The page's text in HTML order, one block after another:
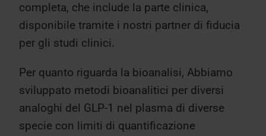
completa, che include la parte clinica,
disponibile tramite i nostri partner di fiducia
per gli studi clinici.
Per quanto riguarda la bioanalisi, Abbiamo
sviluppato metodi bioanalitici per diversi
analoghi del GLP-1 nel plasma di diverse
specie con limiti di quantificazione